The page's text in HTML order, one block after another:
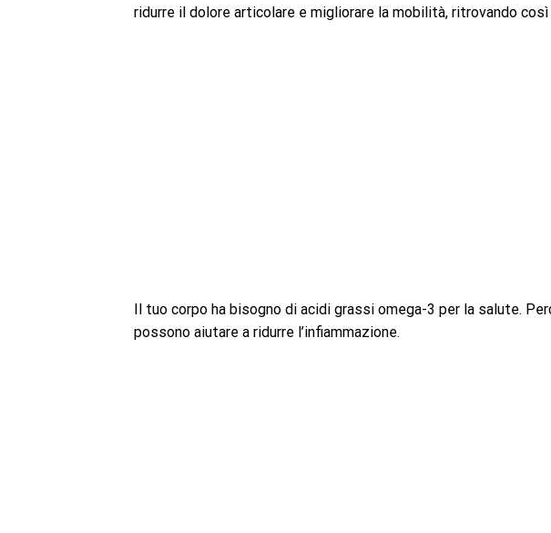
ridurre il dolore articolare e migliorare la mobilità, ritrovando
Il tuo corpo ha bisogno di acidi grassi omega-3 per la salute.
possono aiutare a ridurre l’infiammazione.